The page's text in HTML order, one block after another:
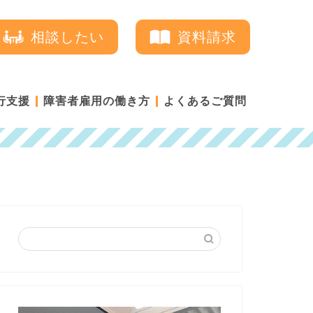
相談したい 資料請求
支援 障害者雇用の働き方 よくあるご質問